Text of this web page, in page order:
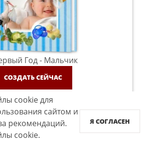
Год - Мальчик
СОЗДАТЬ СЕЙЧАС
cookie для
сайтом и
рекомендаций.
cookie.
Я СОГЛАСЕН